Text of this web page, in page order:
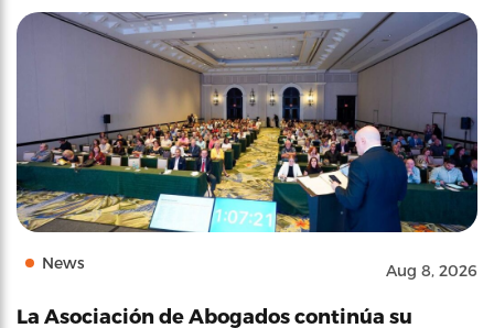
News Aug 8, 2026
La Asociación de Abogados continúa su